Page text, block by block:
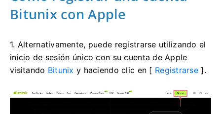
Bitunix con Apple
1. Alternativamente, puede registrarse utilizando el
inicio de sesión único con su cuenta de Apple
visitando Bitunix y haciendo clic en [ Registrarse ].